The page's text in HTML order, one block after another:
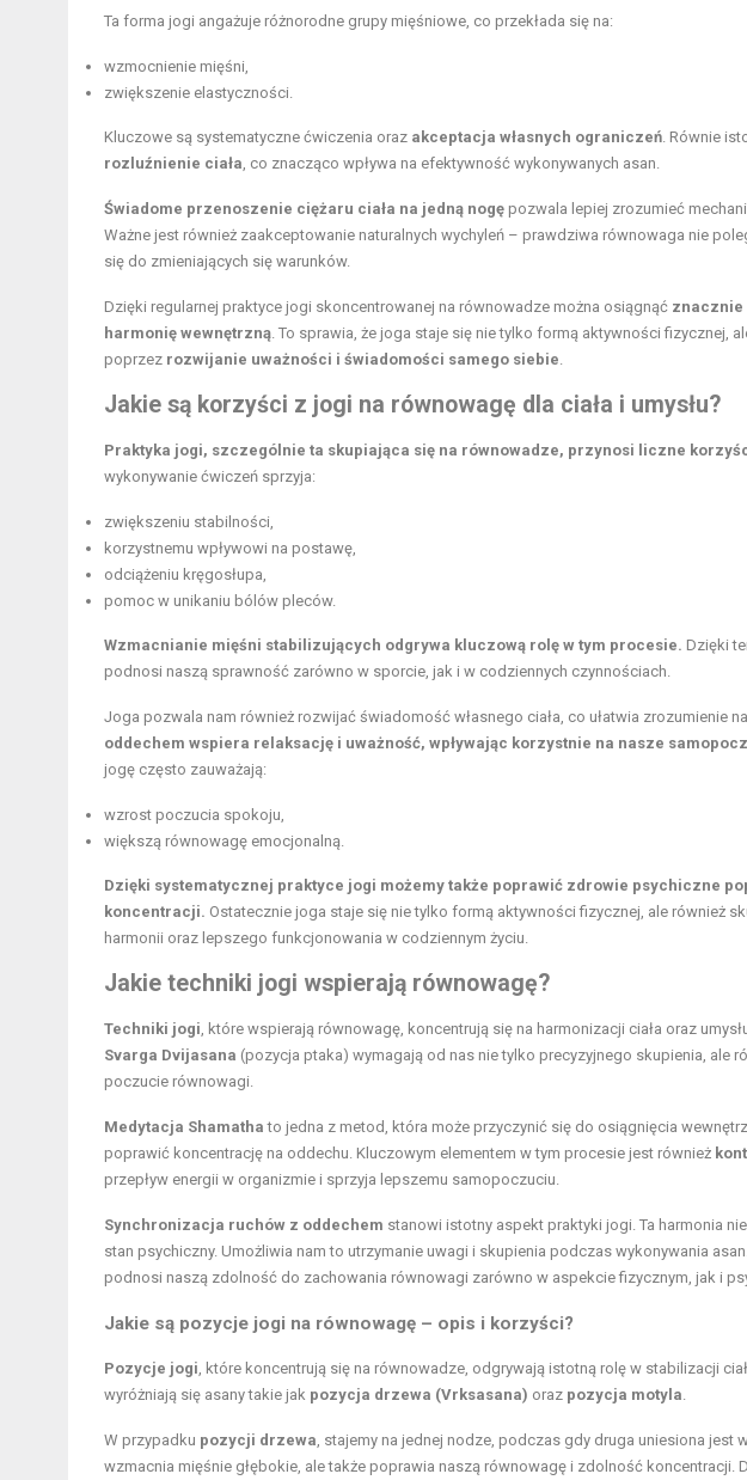
Ta forma jogi angażuje różnorodne grupy mięśniowe, co przekłada się na:
wzmocnienie mięśni,
zwiększenie elastyczności.
Kluczowe są systematyczne ćwiczenia oraz akceptacja własnych ograniczeń . Równie
rozluźnienie ciała , co znacząco wpływa na efektywność wykonywanych asan.
Świadome przenoszenie ciężaru ciała na jedną nogę pozwala lepiej zrozumieć
Ważne jest również zaakceptowanie naturalnych wychyleń – prawdziwa równowaga nie
się do zmieniających się warunków.
Dzięki regularnej praktyce jogi skoncentrowanej na równowadze można osiągnąć znacznie
harmonię wewnętrzną . To sprawia, że joga staje się nie tylko formą aktywności fizycznej,
poprzez rozwijanie uważności i świadomości samego siebie
Jakie są korzyści z jogi na równowagę dla ciała i umysłu?
Praktyka jogi, szczególnie ta skupiająca się na równowadze, przynosi liczne
wykonywanie ćwiczeń sprzyja:
zwiększeniu stabilności,
korzystnemu wpływowi na postawę,
odciążeniu kręgosłupa,
pomoc w unikaniu bólów pleców.
Wzmacnianie mięśni stabilizujących odgrywa kluczową rolę w tym procesie. Dzięki
podnosi naszą sprawność zarówno w sporcie, jak i w codziennych czynnościach.
Joga pozwala nam również rozwijać świadomość własnego ciała, co ułatwia zrozumienie
oddechem wspiera relaksację i uważność, wpływając korzystnie na nasze
jogę często zauważają:
wzrost poczucia spokoju,
większą równowagę emocjonalną.
Dzięki systematycznej praktyce jogi możemy także poprawić zdrowie psychiczne
koncentracji. Ostatecznie joga staje się nie tylko formą aktywności fizycznej, ale również
harmonii oraz lepszego funkcjonowania w codziennym życiu.
Jakie techniki jogi wspierają równowagę?
Techniki jogi , które wspierają równowagę, koncentrują się na harmonizacji ciała oraz
Svarga Dvijasana (pozycja ptaka) wymagają od nas nie tylko precyzyjnego skupienia, ale
poczucie równowagi.
Medytacja Shamatha to jedna z metod, która może przyczynić się do osiągnięcia
poprawić koncentrację na oddechu. Kluczowym elementem w tym procesie jest również
przepływ energii w organizmie i sprzyja lepszemu samopoczuciu.
Synchronizacja ruchów z oddechem stanowi istotny aspekt praktyki jogi. Ta harmonia
stan psychiczny. Umożliwia nam to utrzymanie uwagi i skupienia podczas wykonywania
podnosi naszą zdolność do zachowania równowagi zarówno w aspekcie fizycznym, jak i
Jakie są pozycje jogi na równowagę – opis i korzyści?
Pozycje jogi , które koncentrują się na równowadze, odgrywają istotną rolę w stabilizacji
wyróżniają się asany takie jak pozycja drzewa (Vrksasana) oraz pozycja motyla
W przypadku pozycji drzewa , stajemy na jednej nodze, podczas gdy druga uniesiona jest
wzmacnia mięśnie głębokie, ale także poprawia naszą równowagę i zdolność koncentracji.